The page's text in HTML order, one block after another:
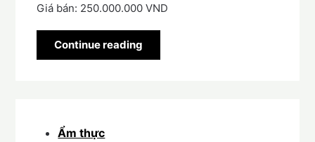
Giá bán: 250.000.000 VND
Continue reading
Ẩm thực